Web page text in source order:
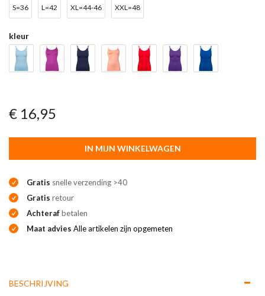
S=36 L=42 XL=44-46 XXL=48
kleur
€ 16,95
IN MIJN WINKELWAGEN
Gratis snelle verzending >40
Gratis retour
Achterafbetalen
Maat advies Alle artikelen zijn opgemeten
BESCHRIJVING